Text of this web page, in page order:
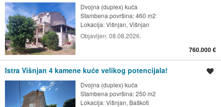
Dvojna (duplex) kuća
Stambena površina: 460 m2
Lokacija:Višnjan, Višnjan
Objavljen:08.08.2026.
760.000 €
Istra Višnjan 4 kamene kuće velikog potencijala!
Dvojna (duplex) kuća
Stambena površina: 250 m2
Lokacija:Višnjan, Baškoti